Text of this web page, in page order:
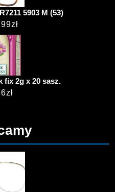
5903 M (53)
zł
fix 2g x 20 sasz.
zł